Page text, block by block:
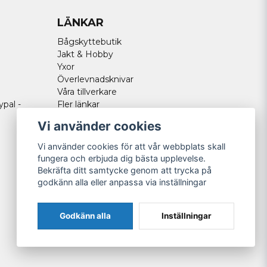
-
LÄNKAR
Bågskyttebutik
Jakt & Hobby
Yxor
Överlevnadsknivar
Våra tillverkare
Fler länkar
Vi använder cookies
Vi använder cookies för att vår webbplats skall
fungera och erbjuda dig bästa upplevelse.
Bekräfta ditt samtycke genom att trycka på
godkänn alla eller anpassa via inställningar
Godkänn alla Inställningar